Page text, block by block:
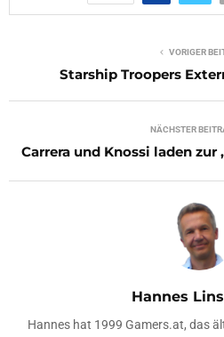
VORIGER
Starship Troopers
NÄCHSTER
Carrera und Knossi laden zur
Hannes
Hannes hat 1999 Gamers.at, das